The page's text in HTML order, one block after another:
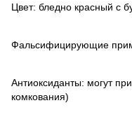
Цвет: бледно красный с
Фальсифицирующие
Антиоксиданты: могут
комкования)